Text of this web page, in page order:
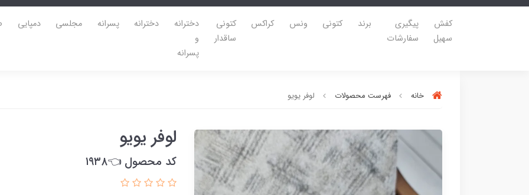
کفش
سهیل
پیگیری
سفارشات
برند کتونی ونس کراکس
کتونی
ساقدار
دخترانه
و
پسرانه
دخترانه پسرانه مجلسی دمپایی
خانه فهرست محصولات لوفر یویو
لوفر یویو
کد محصول 👈۱۹۳۸